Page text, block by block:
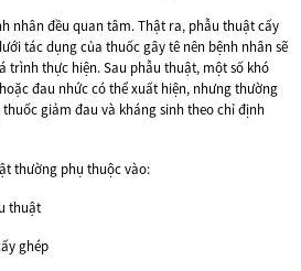
nhân đều quan tâm. Thật ra, phẫu thuật cấy
tác dụng của thuốc gây tê nên bệnh nhân sẽ
trình thực hiện. Sau phẫu thuật, một số khó
đau nhức có thể xuất hiện, nhưng thường
giảm đau và kháng sinh theo chỉ định
thường phụ thuộc vào:
thuật
ghép